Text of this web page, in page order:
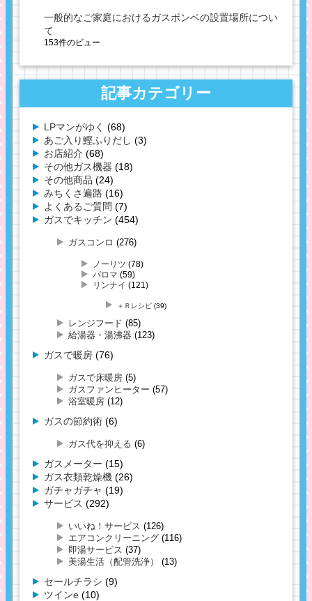
一般的なご家庭におけるガスボンベの設置場所につい
て
153件のビュー
記事カテゴリー
LPマンがゆく (68)
あご入り鰹ふりだし (3)
お店紹介 (68)
その他ガス機器 (18)
その他商品 (24)
みちくさ遍路 (16)
よくあるご質問 (7)
ガスでキッチン (454)
ガスコンロ (276)
ノーリツ (78)
パロマ (59)
リンナイ (121)
＋Ｒレシピ (39)
レンジフード (85)
給湯器・湯沸器 (123)
ガスで暖房 (76)
ガスで床暖房 (5)
ガスファンヒーター (57)
浴室暖房 (12)
ガスの節約術 (6)
ガス代を抑える (6)
ガスメーター (15)
ガス衣類乾燥機 (26)
ガチャガチャ (19)
サービス (292)
いいね！サービス (126)
エアコンクリーニング (116)
即湯サービス (37)
美湯生活（配管洗浄）
(13)
セールチラシ (9)
ツインe (10)